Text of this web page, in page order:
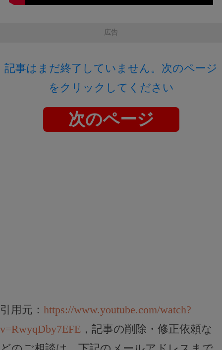
広告
記事はまだ終了していません。次のページ
をクリックしてください
次のページ
引用元： https://www.youtube.com/watch?
v=RwyqDby7EFE ，記事の削除・修正依頼な